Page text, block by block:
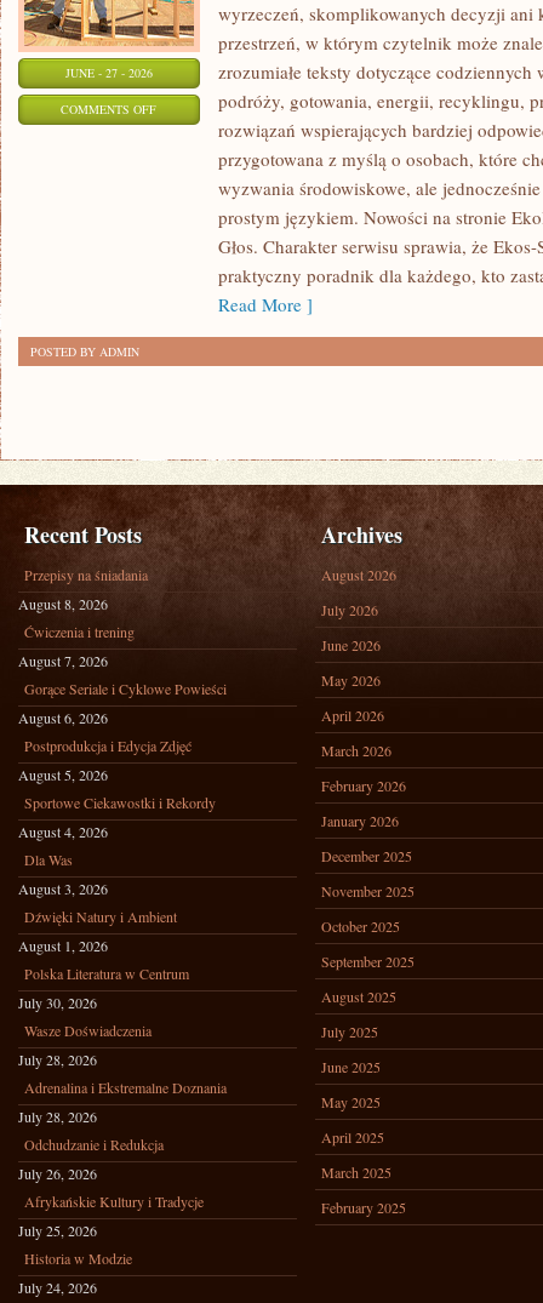
JUNE - 27 - 2026
COMMENTS OFFON
TECHNOLOGIE
wyrzeczeń, skomplikowanych decyzji ani
przestrzeń, w którym czytelnik może
zrozumiałe teksty dotyczące
podróży, gotowania, energii, recyklingu,
rozwiązań wspierających bardziej
przygotowana z myślą o osobach, które
wyzwania środowiskowe, ale
prostym językiem. Nowości na stronie
Głos. Charakter serwisu sprawia, że
praktyczny poradnik dla każdego, kto
Read More ]
POSTED BY ADMIN
Recent Posts
Przepisy na śniadania
August 8, 2026
Ćwiczenia i trening
August 7, 2026
Gorące Seriale i Cyklowe Powieści
August 6, 2026
Postprodukcja i Edycja Zdjęć
August 5, 2026
Sportowe Ciekawostki i Rekordy
August 4, 2026
Dla Was
August 3, 2026
Dźwięki Natury i Ambient
August 1, 2026
Polska Literatura w Centrum
July 30, 2026
Wasze Doświadczenia
July 28, 2026
Adrenalina i Ekstremalne Doznania
July 28, 2026
Odchudzanie i Redukcja
July 26, 2026
Afrykańskie Kultury i Tradycje
July 25, 2026
Historia w Modzie
July 24, 2026
Archives
August 2026
July 2026
June 2026
May 2026
April 2026
March 2026
February 2026
January 2026
December 2025
November 2025
October 2025
September 2025
August 2025
July 2025
June 2025
May 2025
April 2025
March 2025
February 2025